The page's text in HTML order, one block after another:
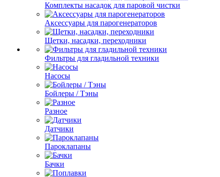
Комплекты насадок для паровой чистки
Аксессуары для парогенераторов
Щетки, насадки, переходники
Фильтры для гладильной техники
Насосы
Бойлеры / Тэны
Разное
Датчики
Пароклапаны
Бачки